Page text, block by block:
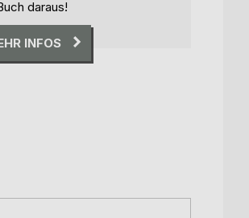
daraus!
INFOS